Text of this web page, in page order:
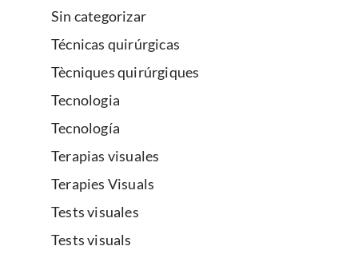
Sin categorizar
Técnicas quirúrgicas
Tècniques quirúrgiques
Tecnologia
Tecnología
Terapias visuales
Terapies Visuals
Tests visuales
Tests visuals